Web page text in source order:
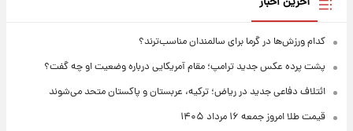
کدام ورزش‌ها در گرما برای سالمندان مناسب‌ترند؟
پشت پرده عکس جدید ترامپ؛ مقام آمریکایی درباره وضعیت او چه گفت؟
ائتلاف دفاعی جدید در ریاض؛ ترکیه، عربستان و پاکستان متحد می‌شوند
قیمت طلا امروز جمعه ۱۶ مرداد ۱۴۰۵